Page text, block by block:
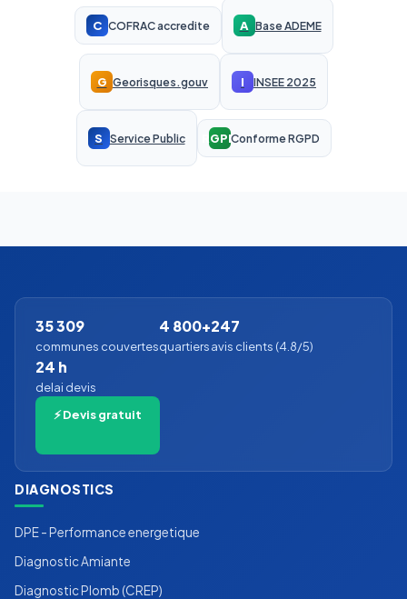
C COFRAC accredite A Base ADEME
G Georisques.gouv I INSEE 2025
S Service Public RGPDConforme RGPD
35 309
communes couvertes
4 800+
quartiers
247
avis clients (4.8/5)
24 h
delai devis
⚡ Devis gratuit
DIAGNOSTICS
DPE - Performance energetique
Diagnostic Amiante
Diagnostic Plomb (CREP)